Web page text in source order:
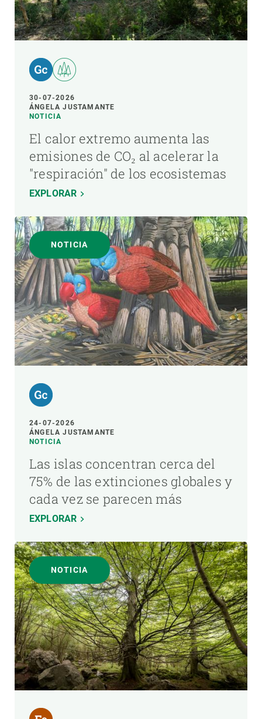
30-07-2026
ÁNGELA JUSTAMANTE
NOTICIA
El calor extremo aumenta las
emisiones de CO₂ al acelerar la
"respiración" de los ecosistemas
EXPLORAR
NOTICIA
24-07-2026
ÁNGELA JUSTAMANTE
NOTICIA
Las islas concentran cerca del
75% de las extinciones globales y
cada vez se parecen más
EXPLORAR
NOTICIA